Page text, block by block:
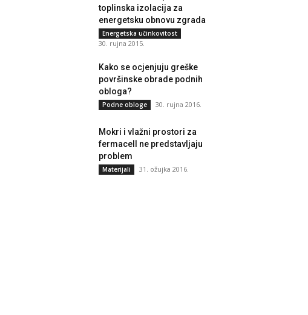
toplinska izolacija za
energetsku obnovu zgrada
Energetska učinkovitost
30. rujna 2015.
Kako se ocjenjuju greške
površinske obrade podnih
obloga?
Podne obloge 30. rujna 2016.
Mokri i vlažni prostori za
fermacell ne predstavljaju
problem
Materijali 31. ožujka 2016.